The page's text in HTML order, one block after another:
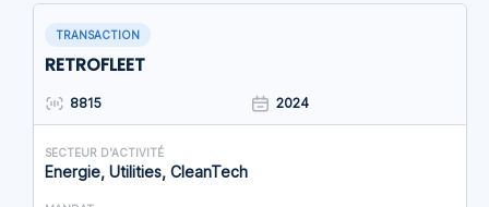
TRANSACTION
RETROFLEET
8815 2024
SECTEUR D'ACTIVITÉ
Energie, Utilities, CleanTech